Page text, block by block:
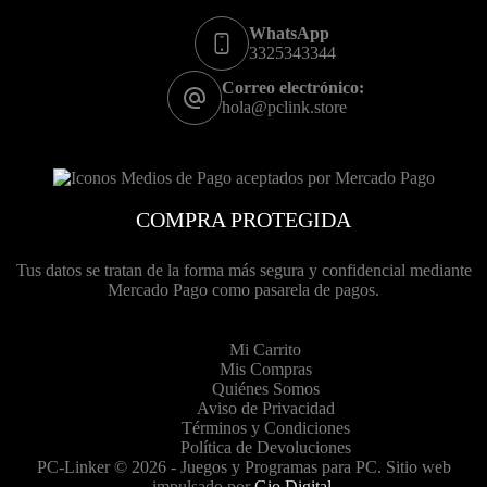
WhatsApp
3325343344
Correo electrónico:
hola@pclink.store
COMPRA PROTEGIDA
Tus datos se tratan de la forma más segura y confidencial mediante
Mercado Pago como pasarela de pagos.
Mi Carrito
Mis Compras
Quiénes Somos
Aviso de Privacidad
Términos y Condiciones
Política de Devoluciones
PC-Linker © 2026 - Juegos y Programas para PC. Sitio web